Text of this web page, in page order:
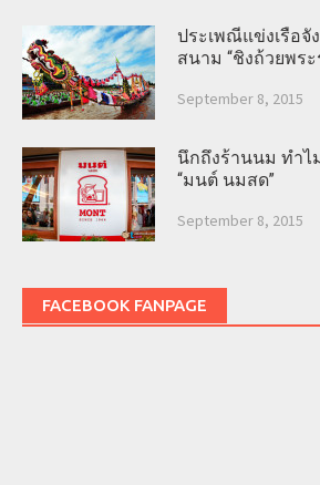
ประเพณีแข่งเรือจั
สนาม “ชิงถ้วยพร
September 8, 2015
นึกถึงร้านนม ทำไ
“มนต์ นมสด”
September 8, 2015
FACEBOOK FANPAGE